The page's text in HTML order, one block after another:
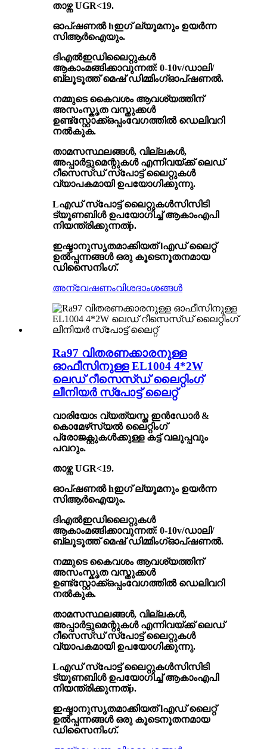
താഴ്ന്ന UGR<19.
ഓപ്ഷണൽ hഇഗ് ല്യൂമനും ഉയർന്ന
സിആർഐയും.
ദിഎൽഇഡിലൈറ്റുകൾ
ആകാംമങ്ങിക്കാവുന്നത്: 0-10v/ഡാലി/
ബ്ലൂടൂത്ത് മെഷ് ഡിമ്മിംഗ്ഓപ്ഷണൽ.
നമ്മുടെ കൈവശം ആവശ്യത്തിന്
അസംസ്കൃത വസ്തുക്കൾ
ഉണ്ട്സ്റ്റോക്ക്ഒപ്പംവേഗത്തിൽ ഡെലിവറി
നൽകുക.
താമസസ്ഥലങ്ങൾ, വില്ലകൾ,
അപ്പാർട്ടുമെന്റുകൾ എന്നിവയ്ക്ക് ലെഡ്
റീസെസ്ഡ് സ്പോട്ട് ലൈറ്റുകൾ
വ്യാപകമായി ഉപയോഗിക്കുന്നു.
Lഎഡ് സ്പോട്ട് ലൈറ്റുകൾസിസിടി
ട്യൂണബിൾ ഉപയോഗിച്ച് ആകാംഎപി
നിയന്ത്രിക്കുന്നത്p.
ഇഷ്ടാനുസൃതമാക്കിയത് lഎഡ് ലൈറ്റ്
ഉൽപ്പന്നങ്ങൾ ഒരു കൂടെനൂതനമായ
ഡിസൈനിംഗ്.
അന്വേഷണംവിശദാംശങ്ങൾ
Ra97 വിതരണക്കാരനുള്ള
ഓഫീസിനുള്ള EL1004 4*2W
ലെഡ് റീസെസ്ഡ് ലൈറ്റിംഗ്
ലീനിയർ സ്പോട്ട് ലൈറ്റ്
വാരിയോs വ്യത്യസ്ത ഇൻഡോർ &
കൊമേഴ്‌സ്യൽ ലൈറ്റിംഗ്
പ്രോജക്റ്റുകൾക്കുള്ള കട്ട് വലുപ്പവും
പവറും.
താഴ്ന്ന UGR<19.
ഓപ്ഷണൽ hഇഗ് ല്യൂമനും ഉയർന്ന
സിആർഐയും.
ദിഎൽഇഡിലൈറ്റുകൾ
ആകാംമങ്ങിക്കാവുന്നത്: 0-10v/ഡാലി/
ബ്ലൂടൂത്ത് മെഷ് ഡിമ്മിംഗ്ഓപ്ഷണൽ.
നമ്മുടെ കൈവശം ആവശ്യത്തിന്
അസംസ്കൃത വസ്തുക്കൾ
ഉണ്ട്സ്റ്റോക്ക്ഒപ്പംവേഗത്തിൽ ഡെലിവറി
നൽകുക.
താമസസ്ഥലങ്ങൾ, വില്ലകൾ,
അപ്പാർട്ടുമെന്റുകൾ എന്നിവയ്ക്ക് ലെഡ്
റീസെസ്ഡ് സ്പോട്ട് ലൈറ്റുകൾ
വ്യാപകമായി ഉപയോഗിക്കുന്നു.
Lഎഡ് സ്പോട്ട് ലൈറ്റുകൾസിസിടി
ട്യൂണബിൾ ഉപയോഗിച്ച് ആകാംഎപി
നിയന്ത്രിക്കുന്നത്p.
ഇഷ്ടാനുസൃതമാക്കിയത് lഎഡ് ലൈറ്റ്
ഉൽപ്പന്നങ്ങൾ ഒരു കൂടെനൂതനമായ
ഡിസൈനിംഗ്.